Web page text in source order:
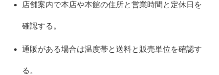
店舗案内で本店や本館の住所と営業時間と定休日を
確認する。
通販がある場合は温度帯と送料と販売単位を確認す
る。